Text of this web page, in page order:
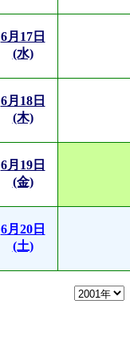
6月17日
(水)
6月18日
(木)
6月19日
(金)
6月20日
(土)